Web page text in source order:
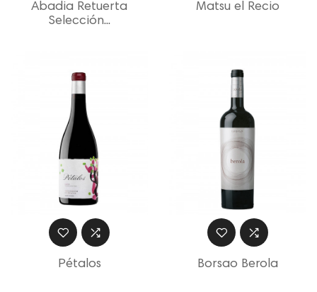
Abadia Retuerta
Selección...
Matsu el Recio
Pétalos Borsao Berola